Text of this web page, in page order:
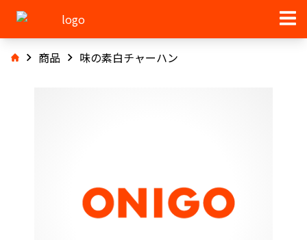
商品 味の素白チャーハン